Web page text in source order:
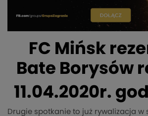
FC Mińsk
Bate Borysów
11.04.2020r.
Drugie spotkanie to już rywalizacja w